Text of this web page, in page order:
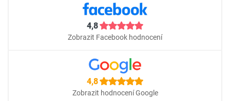
4,8
Zobrazit Facebook hodnocení
4,8
Zobrazit hodnocení Google